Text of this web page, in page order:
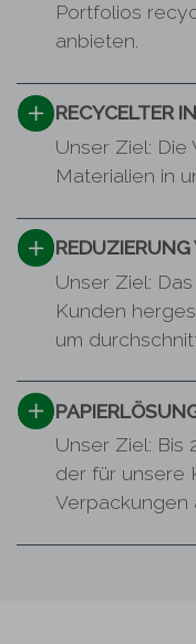
Portfolios
anbieten.
RECYCELTER
Unser Ziel: Die
Materialien in
Unser Ziel:
Kunden
um
Unser Ziel: Bis
der für unsere
Verpackungen